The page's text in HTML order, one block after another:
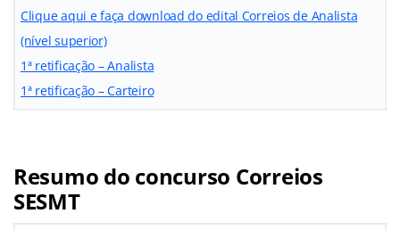
Clique aqui e faça download do edital Correios de Analista
(nível superior)
1ª retificação – Analista
1ª retificação – Carteiro
Resumo do concurso Correios
SESMT